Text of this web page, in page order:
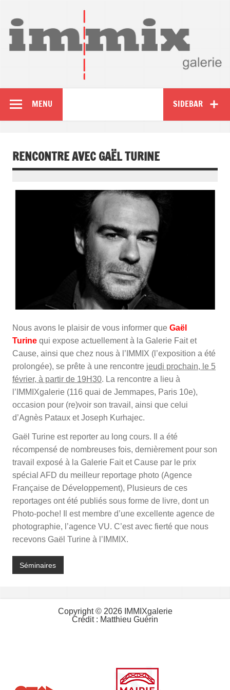
SIDEBAR
MENU
RENCONTRE AVEC GAËL TURINE
Nous avons le plaisir de vous informer que Gaël
Turine qui expose actuellement à la Galerie Fait et
Cause, ainsi que chez nous à l’IMMIX (l’exposition a été
prolongée), se prête à une rencontre jeudi prochain, le 5
février, à partir de 19H30. La rencontre a lieu à
l’IMMIXgalerie (116 quai de Jemmapes, Paris 10e),
occasion pour (re)voir son travail, ainsi que celui
d’Agnès Pataux et Joseph Kurhajec.
Gaël Turine est reporter au long cours. Il a été
récompensé de nombreuses fois, dernièrement pour son
travail exposé à la Galerie Fait et Cause par le prix
spécial AFD du meilleur reportage photo (Agence
Française de Développement), Plusieurs de ces
reportages ont été publiés sous forme de livre, dont un
Photo-poche! Il est membre d’une excellente agence de
photographie, l’agence VU. C’est avec fierté que nous
recevons Gaël Turine à l’IMMIX.
Séminaires
Copyright © 2026 IMMIXgalerie
Crédit : Matthieu Guérin